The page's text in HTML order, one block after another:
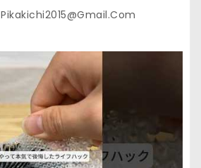
Pikakichi2015@gmail.com